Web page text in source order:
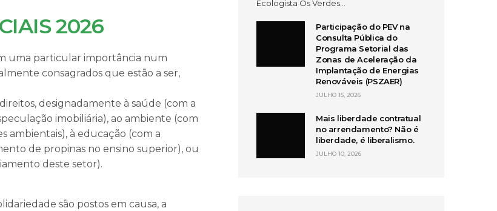
2026
uma particular importância num
consagrados que estão a ser,
designadamente à saúde (com a
imobiliária), ao ambiente (com
ambientais), à educação (com a
de propinas no ensino superior), ou
deste setor).
são postos em causa, a
Ecologista Os Verdes…
Participação do PEV na
Consulta Pública do
Programa Setorial das
Zonas de Aceleração da
Implantação de Energias
Renováveis (PSZAER)
JULHO 15, 2026
Mais liberdade contratual
no arrendamento? Não é
liberdade, é liberalismo.
JULHO 10, 2026